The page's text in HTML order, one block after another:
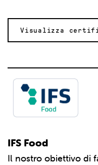
Visualizza
IFS Food
Il nostro obiettivo di